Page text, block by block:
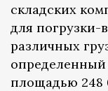
складских
для погрузки-
различных
площадью 248